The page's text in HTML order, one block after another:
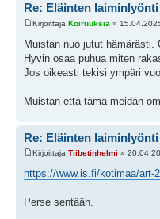
Re: Eläinten laiminlyönti
Kirjoittaja Koiruuksia »
Muistan nuo jutut
Hyvin osaa puhua miten
Jos oikeasti tekisi ympäri
Muistan että tämä meidän
Re: Eläinten laiminlyönti
Kirjoittaja Tiibetinhelmi »
https://www.is.fi/kotimaa/art-
Perse sentään.